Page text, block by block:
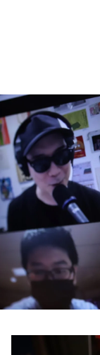
お知らせ
イベント
YouTube
会社情報